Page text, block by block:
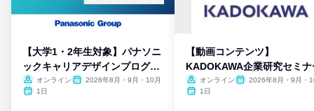
【大学1・2年生対象】パナソニ
ックキャリアデザインプログラ
ム
オンライン
2026年8月・9月・10月
1日
【動画コンテンツ】
KADOKAWA企業研究セミナ
オンライン
2026年8月・9月・
1日